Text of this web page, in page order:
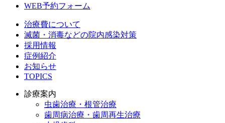
WEB予約フォーム
治療費について
滅菌・消毒などの院内感染対策
採用情報
症例紹介
お知らせ
TOPICS
診療案内
虫歯治療・根管治療
歯周病治療・歯周再生治療